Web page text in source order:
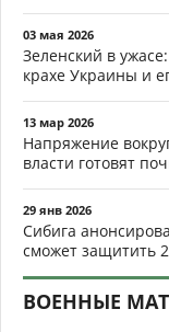
03 мая 2026
Зеленский в
крахе Украины и
13 мар 2026
Напряжение
власти готовят
29 янв 2026
Сибига
сможет защитить
ВОЕННЫЕ